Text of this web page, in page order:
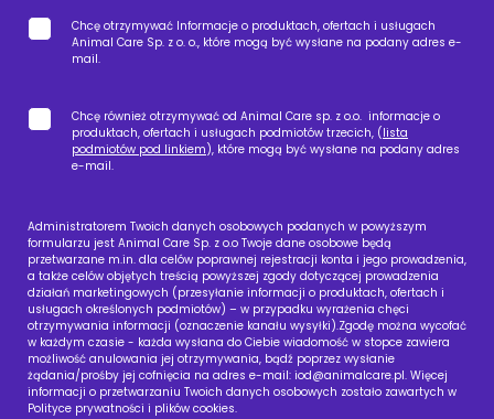
Chcę otrzymywać Informacje o produktach, ofertach i usługach
Animal Care Sp. z o. o., które mogą być wysłane na podany adres e-
mail.
Chcę również otrzymywać od Animal Care sp. z o.o. informacje o
produktach, ofertach i usługach podmiotów trzecich, (lista
podmiotów pod linkiem), które mogą być wysłane na podany adres
e-mail.
Administratorem Twoich danych osobowych podanych w powyższym
formularzu jest Animal Care Sp. z o.o Twoje dane osobowe będą
przetwarzane m.in. dla celów poprawnej rejestracji konta i jego prowadzenia,
a także celów objętych treścią powyższej zgody dotyczącej prowadzenia
działań marketingowych (przesyłanie informacji o produktach, ofertach i
usługach określonych podmiotów) – w przypadku wyrażenia chęci
otrzymywania informacji (oznaczenie kanału wysyłki).Zgodę można wycofać
w każdym czasie - każda wysłana do Ciebie wiadomość w stopce zawiera
możliwość anulowania jej otrzymywania, bądź poprzez wysłanie
żądania/prośby jej cofnięcia na adres e-mail: iod@animalcare.pl. Więcej
informacji o przetwarzaniu Twoich danych osobowych zostało zawartych w
Polityce prywatności i plików cookies.